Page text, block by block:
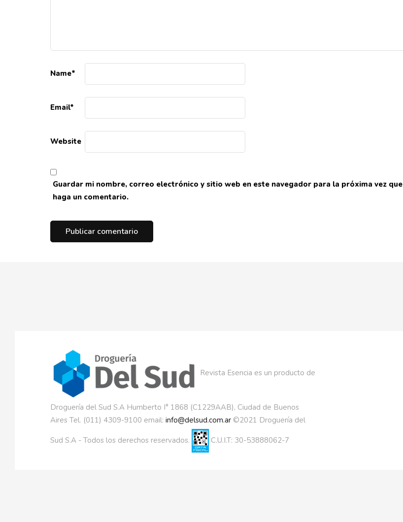
Name*
Email*
Website
Guardar mi nombre, correo electrónico y sitio web en este navegador para la próxima vez que
haga un comentario.
Revista Esencia es un producto de
Droguería del Sud S.A Humberto I° 1868 (C1229AAB), Ciudad de Buenos
Aires Tel. (011) 4309-9100 email: info@delsud.com.ar ©2021 Droguería del
Sud S.A - Todos los derechos reservados. C.U.I.T: 30-53888062-7